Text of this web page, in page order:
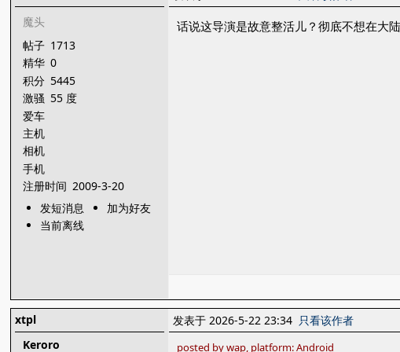
魔头
帖子 1713
精华 0
积分 5445
激骚 55 度
爱车
主机
相机
手机
注册时间 2009-3-20
发短消息
加为好友
当前离线
话说这导演是故意整活儿？彻底不想在大
xtpl
Keroro
发表于 2026-5-22 23:34 只看该作者
posted by wap, platform: Android